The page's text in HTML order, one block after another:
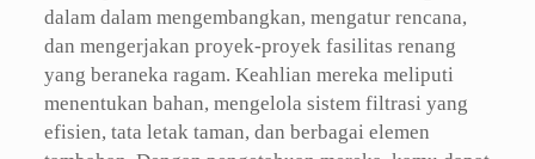
dalam dalam mengembangkan, mengatur rencana,
dan mengerjakan proyek-proyek fasilitas renang
yang beraneka ragam. Keahlian mereka meliputi
menentukan bahan, mengelola sistem filtrasi yang
efisien, tata letak taman, dan berbagai elemen